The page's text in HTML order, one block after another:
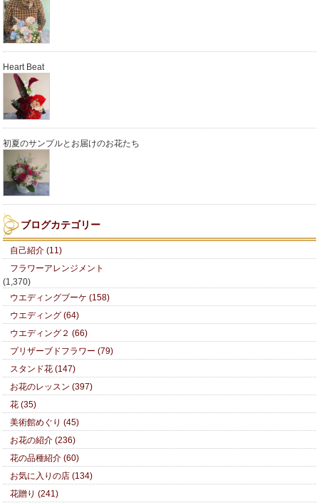
Heart Beat
初夏のサンプルとお届けのお花たち
ブログカテゴリー
自己紹介 (11)
フラワーアレンジメント
(1,370)
ウエディングブーケ (158)
ウエディング (64)
ウエディング２ (66)
プリザーブドフラワー (79)
スタンド花 (147)
お花のレッスン (397)
花 (35)
美術館めぐり (45)
お花の紹介 (236)
花の品種紹介 (60)
お気に入りの店 (134)
花贈り (241)